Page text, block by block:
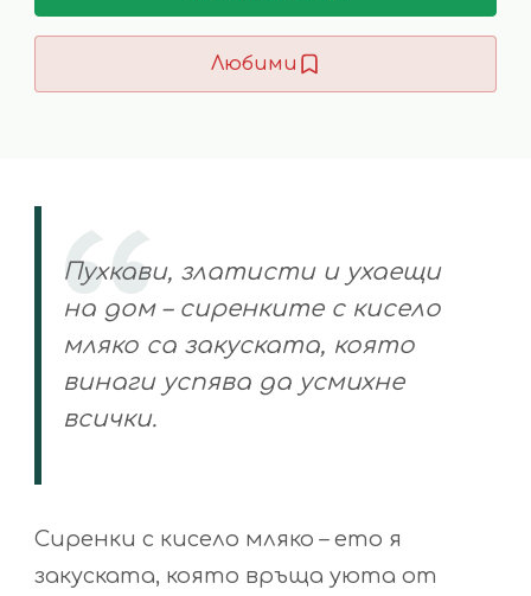
Любими
Пухкави, златисти и ухаещи
на дом – сиренките с кисело
мляко са закуската, която
винаги успява да усмихне
всички.
Сиренки с кисело мляко – ето я
закуската, която връща уюта от